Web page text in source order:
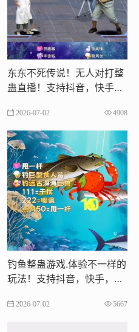
东东不死传说！无人对打整
蛊直播！支持抖音，快手，
2026-07-02 4908
钓鱼整蛊游戏.体验不一样的
玩法！支持抖音，快手，视
2026-07-02 5667